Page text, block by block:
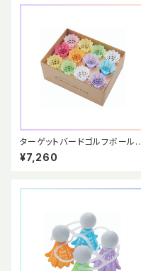
ターゲットバードゴルフボール
【公式球】オールパステルカラー1
2個セット (箱入り) 競技用ボー
¥7,260